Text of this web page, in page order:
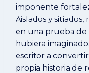
imponente
Aislados y sitiados,
en una prueba de
hubiera
escritor a
propia historia de